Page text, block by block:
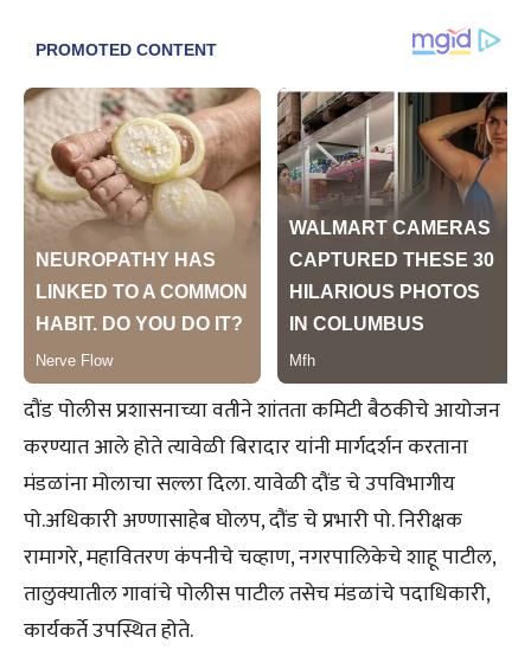
दौंड पोलीस प्रशासनाच्या वतीने शांतता कमिटी बैठकीचे आयोजन
करण्यात आले होते त्यावेळी बिरादार यांनी मार्गदर्शन करताना
मंडळांना मोलाचा सल्ला दिला. यावेळी दौंड चे उपविभागीय
पो.अधिकारी अण्णासाहेब घोलप, दौंड चे प्रभारी पो. निरीक्षक
रामागरे, महावितरण कंपनीचे चव्हाण, नगरपालिकेचे शाहू पाटील,
तालुक्यातील गावांचे पोलीस पाटील तसेच मंडळांचे पदाधिकारी,
कार्यकर्ते उपस्थित होते.